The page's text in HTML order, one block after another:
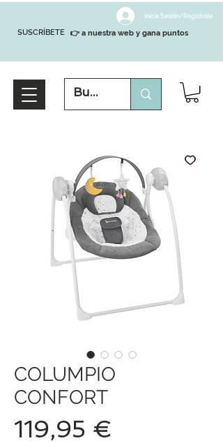
SUSCRÍBETE
Inicia Sesión/Regístrate
👉 a nuestra web y gana puntos
COLUMPIO
CONFORT
119,95 €